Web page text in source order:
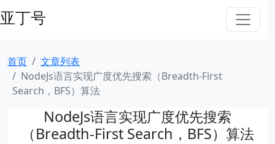
亚丁号
首页
文章列表
NodeJs语言实现广度优先搜索（Breadth-First
Search，BFS）算法
NodeJs语言实现广度优先搜索
（Breadth-First Search，BFS）算法